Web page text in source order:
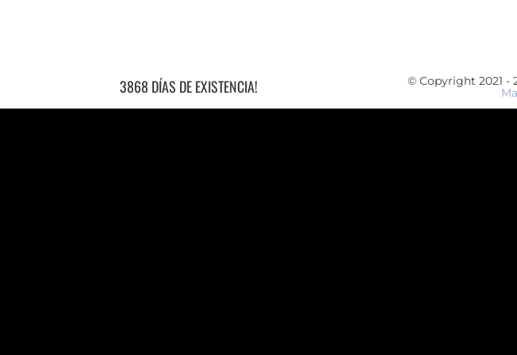
3868 DÍAS DE EXISTENCIA! © Copyright 2021 -